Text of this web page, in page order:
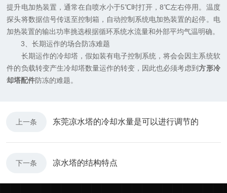
提升电加热装置，通常在自喷水小于5℃时打开，8℃左右停用。温度
探头将数据信号传送至控制箱，自动控制系统电加热装置的起停。电
加热装置的输出功率挑选根据循环系统水流量和外部平均气温明确。
3、长期运作的场合防冻难题
长期运作的冷却塔，假如装有电子控制系统，将会会因主系统软
件的负载转变产生冷却塔数量运作的转变，因此也必须考虑到方形冷
却塔配件防冻的难题。
上一条 东莞凉水塔的冷却水量是可以进行调节的
下一条 凉水塔的结构特点